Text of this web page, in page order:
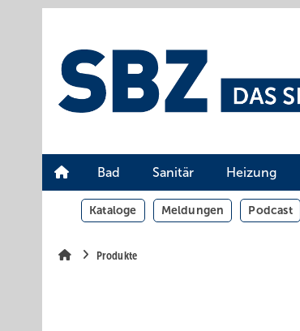
Bad Sanitär Heizung
Kataloge Meldungen Podcast
Produkte